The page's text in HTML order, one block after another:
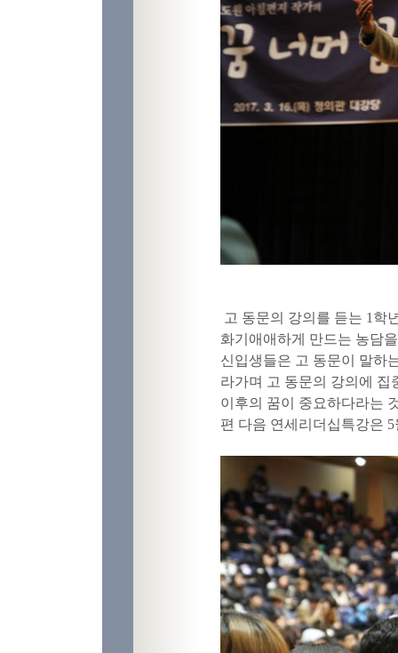
고 동문의 강의를 듣는 1 학
화기애애하게 만드는 농담
신입생들은 고 동문이 말하
라가며 고 동문의 강의에 집
이후의 꿈이 중요하다라는
편 다음 연세리더십특강은 5